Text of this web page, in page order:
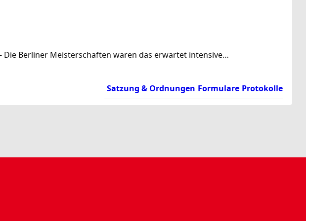
Satzung & Ordnungen Formulare Protokolle
Die Berliner Meisterschaften waren das erwartet intensive…